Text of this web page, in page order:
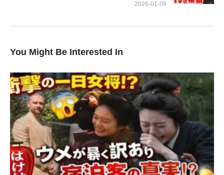
異文化を超えた心の交流を描いた、心温まる物語。ぜひ、この珠
髙石あかり，トミー・バストウ，吉沢亮，北川景子，小日向文
世，池脇千鶴，池谷のぶえ，岡部たかし，さとうほなみ，円井わ
ん，杉田雷麟，下川恭平，梅林亮太，【音楽】牛尾憲輔
2026-01-09
You Might Be Interested In